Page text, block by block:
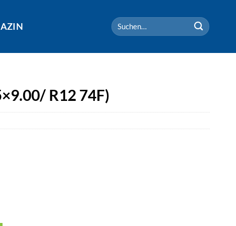
Suchen
nach:
R12 74F)